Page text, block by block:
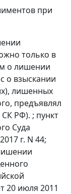
при
только в
о лишении
о взыскании
лишенных
предъявлял
СК РФ). ; пункт
Суда
г. N 44;
20 июля 2011